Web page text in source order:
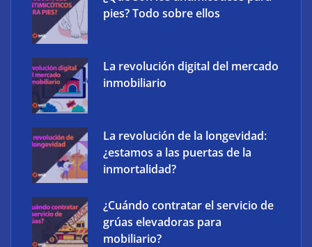
The Factory School explica por qué aprender
herramientas de IA ya no es suficiente para los
profesionales de la arquitectura
pies? Todo sobre ellos
La revolución digital del mercado
inmobiliario
La revolución de la longevidad:
¿estamos a las puertas de la
inmortalidad?
¿Cuándo contratar el servicio de
grúas elevadoras para
mobiliario?